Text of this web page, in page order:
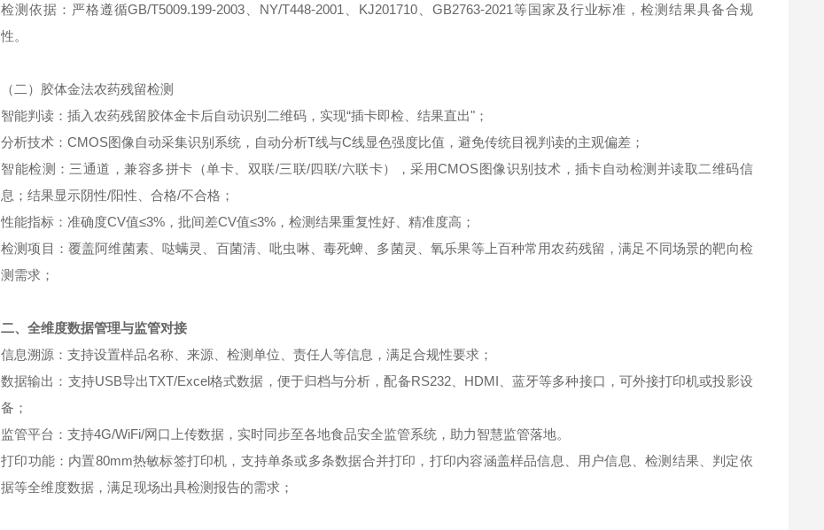
检测依据：严格遵循GB/T5009.199-2003、NY/T448-2001、KJ201710、GB2763-2021等国家及行业标准，检测结果具备合规
性。
（二）胶体金法农药残留检测
智能判读：插入农药残留胶体金卡后自动识别二维码，实现“插卡即检、结果直出"；
分析技术：CMOS图像自动采集识别系统，自动分析T线与C线显色强度比值，避免传统目视判读的主观偏差；
智能检测：三通道，兼容多拼卡（单卡、双联/三联/四联/六联卡），采用CMOS图像识别技术，插卡自动检测并读取二维码信
息；结果显示阴性/阳性、合格/不合格；
性能指标：准确度CV值≤3%，批间差CV值≤3%，检测结果重复性好、精准度高；
检测项目：覆盖阿维菌素、哒螨灵、百菌清、吡虫啉、毒死蜱、多菌灵、氧乐果等上百种常用农药残留，满足不同场景的靶向检
测需求；
二、全维度数据管理与监管对接
信息溯源：支持设置样品名称、来源、检测单位、责任人等信息，满足合规性要求；
数据输出：支持USB导出TXT/Excel格式数据，便于归档与分析，配备RS232、HDMI、蓝牙等多种接口，可外接打印机或投影设
备；
监管平台：支持4G/WiFi/网口上传数据，实时同步至各地食品安全监管系统，助力智慧监管落地。
打印功能：内置80mm热敏标签打印机，支持单条或多条数据合并打印，打印内容涵盖样品信息、用户信息、检测结果、判定依
据等全维度数据，满足现场出具检测报告的需求；